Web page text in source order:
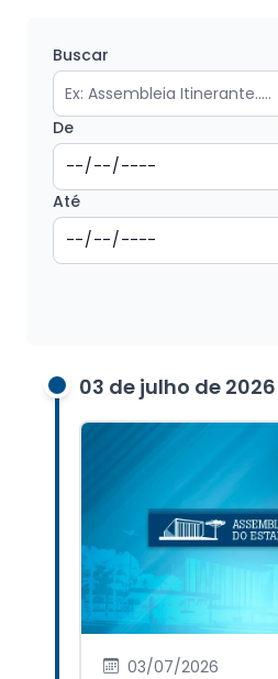
Buscar
De
Até
03 de julho de 2026
03/07/2026